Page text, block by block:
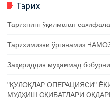
Тарих
Тарихнинг ўқилмаган
Тарихимизни ўрганамиз
Заҳириддин муҳаммад
"ҚУЛОҚЛАР ОПЕРАЦИЯСИ"
МУДҲИШ ОҚИБАТЛАРИ